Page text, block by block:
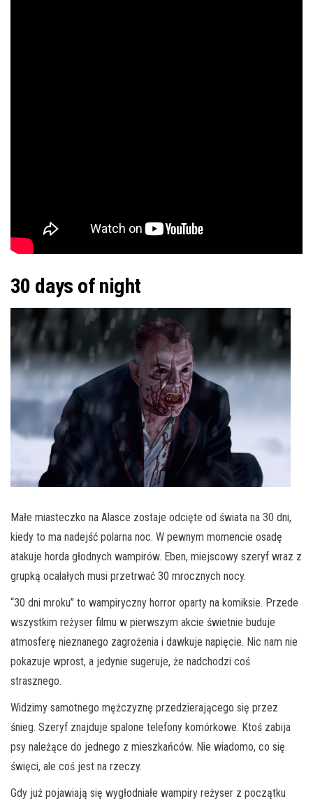
30 days of night
Małe miasteczko na Alasce zostaje odcięte od świata na 30 dni,
kiedy to ma nadejść polarna noc. W pewnym momencie osadę
atakuje horda głodnych wampirów. Eben, miejscowy szeryf wraz z
grupką ocalałych musi przetrwać 30 mrocznych nocy.
“30 dni mroku” to wampiryczny horror oparty na komiksie. Przede
wszystkim reżyser filmu w pierwszym akcie świetnie buduje
atmosferę nieznanego zagrożenia i dawkuje napięcie. Nic nam nie
pokazuje wprost, a jedynie sugeruje, że nadchodzi coś
strasznego.
Widzimy samotnego mężczyznę przedzierającego się przez
śnieg. Szeryf znajduje spalone telefony komórkowe. Ktoś zabija
psy należące do jednego z mieszkańców. Nie wiadomo, co się
święci, ale coś jest na rzeczy.
Gdy już pojawiają się wygłodniałe wampiry reżyser z początku